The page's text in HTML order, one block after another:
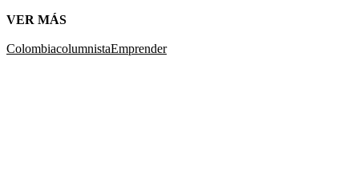
VER MÁS
ColombiacolumnistaEmprender